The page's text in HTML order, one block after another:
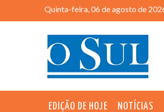
Quinta-feira, 06 de agosto de
EDIÇÃO DE HOJE NOTÍCIAS